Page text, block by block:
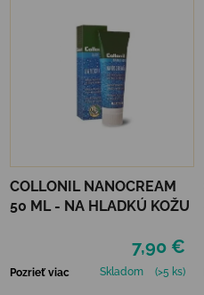
COLLONIL NANOCREAM
50 ML - NA HLADKÚ KOŽU
7,90 €
Pozrieť viac Skladom (>5 ks)